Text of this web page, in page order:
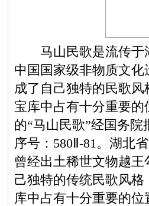
马山民歌是流传于
中国国家级非物质文
成了自己独特的民歌
宝库中占有十分重要的
的“马山民歌”经国务
序号：580Ⅱ-81。湖北
曾经出土稀世文物越
己独特的传统民歌风
库中占有十分重要的